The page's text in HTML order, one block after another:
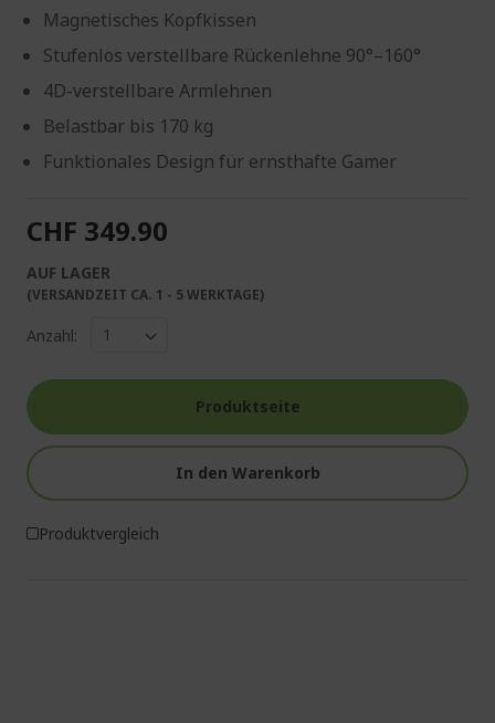
Magnetisches Kopfkissen
Stufenlos verstellbare Rückenlehne 90°–160°
4D-verstellbare Armlehnen
Belastbar bis 170 kg
Funktionales Design für ernsthafte Gamer
CHF 349.90
AUF LAGER
(VERSANDZEIT CA. 1 - 5 WERKTAGE)
Anzahl:
Produktseite
In den Warenkorb
Produktvergleich